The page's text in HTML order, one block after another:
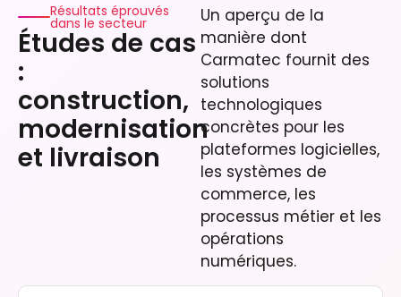
Résultats éprouvés
dans le secteur
Études de cas
:
construction,
modernisation
et livraison
Un aperçu de la
manière dont
Carmatec fournit des
solutions
technologiques
concrètes pour les
plateformes logicielles,
les systèmes de
commerce, les
processus métier et les
opérations
numériques.